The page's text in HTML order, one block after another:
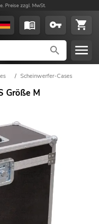
Preise zzgl. MwSt.
/ Scheinwerfer-Cases
Größe M